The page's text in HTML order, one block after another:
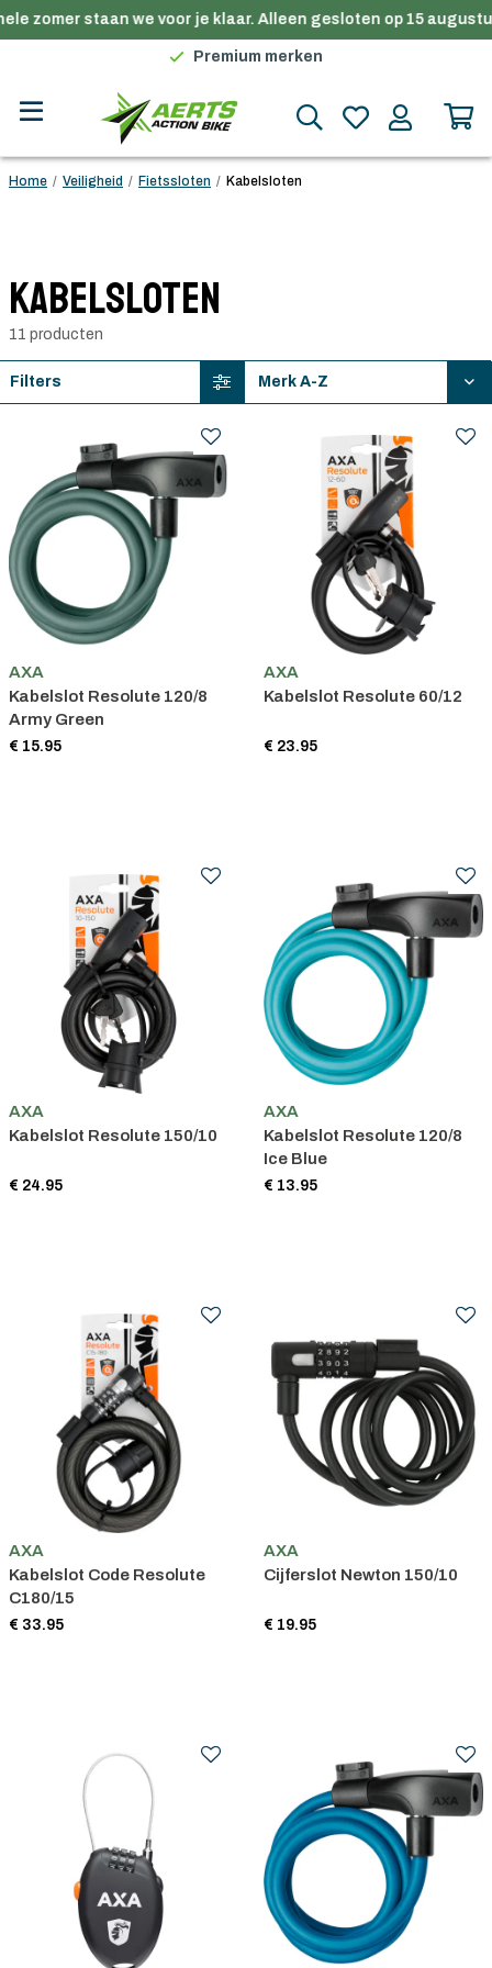
zomer staan we voor je klaar. Alleen gesloten op 15
Gratis verzending in België vanaf €100
Premium merken
Gratis verzending in België vanaf €100
Home / Veiligheid / Fietssloten / Kabelsloten
Kabelsloten
11 producten
Filters
AXA
Kabelslot Resolute 120/8
Army Green
€ 15.95
AXA
Kabelslot Resolute 60/12
€ 23.95
AXA
Kabelslot Resolute 150/10
€ 24.95
AXA
Kabelslot Resolute 120/8
Ice Blue
€ 13.95
AXA
Kabelslot Code Resolute
C180/15
€ 33.95
AXA
Cijferslot Newton 150/10
€ 19.95